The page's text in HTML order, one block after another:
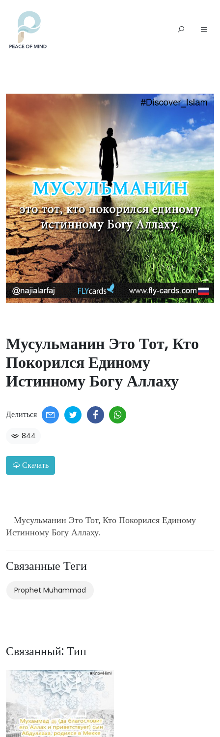
Мусульманин Это Тот, Кто
Покорился Единому
Истинному Богу Аллаху​
Делиться
844
Скачать
Мусульманин Это Тот, Кто Покорился Единому
Истинному Богу Аллаху.
Связанные Теги
Prophet Muhammad
Связанный: Тип